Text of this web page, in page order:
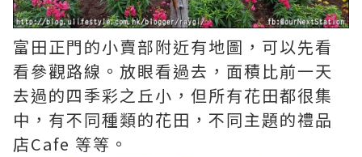
富田正門的小賣部附近有地圖，可以先看
看參觀路線。放眼看過去，面積比前一天
去過的四季彩之丘小，但所有花田都很集
中，有不同種類的花田，不同主題的禮品
店Cafe 等等。